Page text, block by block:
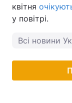
квітня
у повітрі.
Всі новини